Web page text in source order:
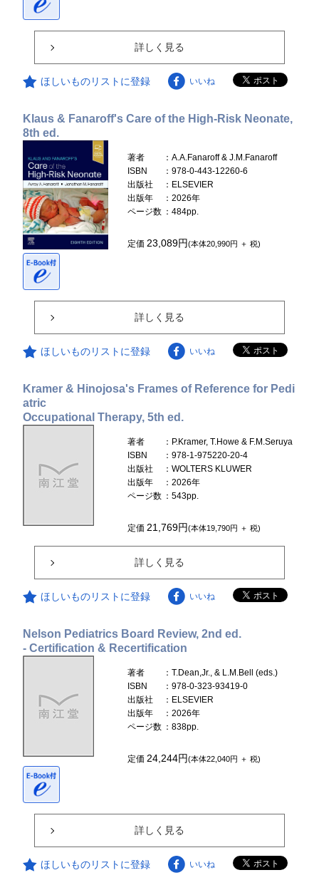
詳しく見る
ほしいものリストに登録 いいね
Klaus & Fanaroff's Care of the High-Risk Neonate,
8th ed.
著者
：A.A.Fanaroff & J.M.Fanaroff
ISBN
：978-0-443-12260-6
出版社
：ELSEVIER
出版年
：2026年
ページ数 ：484pp.
定価 23,089円(本体20,990円 ＋ 税)
詳しく見る
ほしいものリストに登録 いいね
Kramer & Hinojosa's Frames of Reference for Pedi
atric
Occupational Therapy, 5th ed.
著者
：P.Kramer, T.Howe & F.M.Seruya
ISBN
：978-1-975220-20-4
出版社
：WOLTERS KLUWER
出版年
：2026年
ページ数 ：543pp.
定価21,769円(本体19,790円 ＋ 税)
詳しく見る
ほしいものリストに登録 いいね
Nelson Pediatrics Board Review, 2nd ed.
- Certification & Recertification
著者
：T.Dean,Jr., & L.M.Bell (eds.)
ISBN
：978-0-323-93419-0
出版社
：ELSEVIER
出版年
：2026年
ページ数 ：838pp.
定価24,244円(本体22,040円 ＋ 税)
詳しく見る
ほしいものリストに登録 いいね